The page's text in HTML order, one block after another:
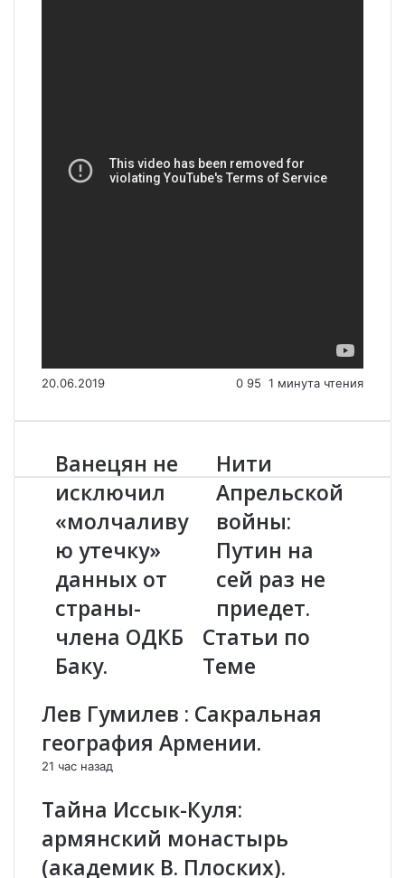
20.06.2019 0 95 1 минута чтения
В
а
н
я
н
е
к
ч
и
л
о
л
ч
Ванецян не
исключил
«молчаливу
ю утечку»
данных от
страны-
члена ОДКБ
Баку.
Н
и
т
и
А
е
л
с
к
в
о
:
П
Нити
Апрельской
войны:
Путин на
сей раз не
приедет.
Статьи по
Теме
Лев Гумилев : Сакральная
география Армении.
21 час назад
Тайна Иссык-Куля:
армянский монастырь
(академик В. Плоских).